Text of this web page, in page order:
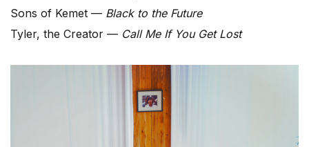
Sons of Kemet — Black to the Future
Tyler, the Creator — Call Me If You Get Lost